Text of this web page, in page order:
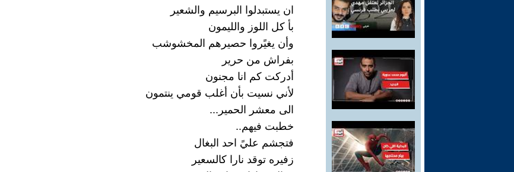
ان يستبدلوا البرسيم والشعير
بأ كل اللوز والليمون
وأن يغيًروا حصيرهم المخشوشب
بفراش من حرير
أدركت كم انا مجنون
لأني نسيت بأن أغلب قومي ينتمون
الى معشر الحمير...
خطبت فيهم..
فتجشم عليً احد البغال
زفيره توقد نارا كالسعير